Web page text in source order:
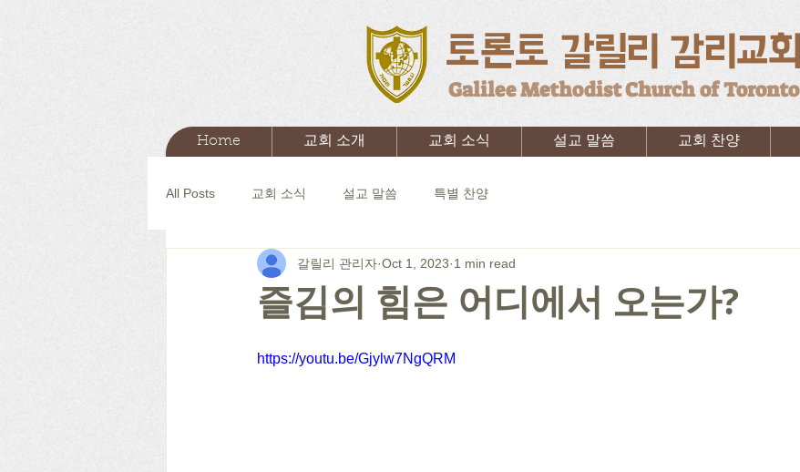
토론토 갈릴리 감리교회
Galilee Methodist Church of Toronto
Home 교회 소개 교회 소식 설교 말씀 교회 찬양
All Posts 교회 소식 설교 말씀 특별 찬양
즐김의 힘은 어디에서 오는가?
갈릴리 관리자 Oct 1, 2023 1 min read
https://youtu.be/Gjylw7NgQRM